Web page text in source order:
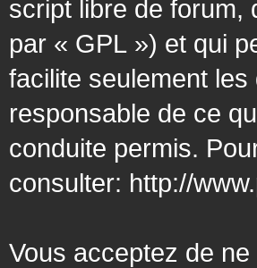
script libre de
par « GPL ») et qui
facilite seulement
responsable de ce
conduite permis.
consulter: http://
Vous acceptez de